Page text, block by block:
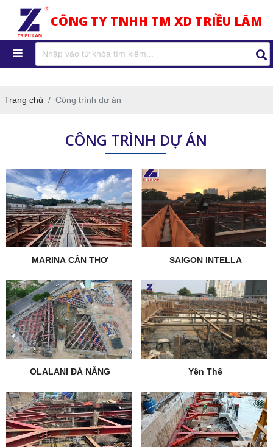
CÔNG TY TNHH TM XD TRIỀU LÂM
Trang chủ Công trình dự án
CÔNG TRÌNH DỰ ÁN
MARINA CẦN THƠ SAIGON INTELLA
OLALANI ĐÀ NẴNG Yên Thế